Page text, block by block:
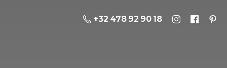
+32 478 92 90 18